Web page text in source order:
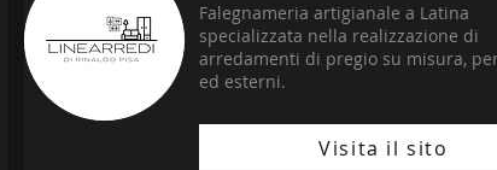
Falegnameria artigianale a Latina
specializzata nella realizzazione di
arredamenti di pregio su misura,
ed esterni.
Visita il sito